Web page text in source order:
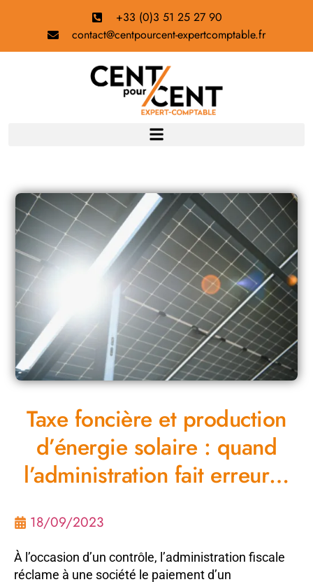
+33 (0)3 51 25 27 90
contact@centpourcent-expertcomptable.fr
Taxe foncière et production
d’énergie solaire : quand
l’administration fait erreur…
18/09/2023
À l’occasion d’un contrôle, l’administration fiscale
réclame à une société le paiement d’un